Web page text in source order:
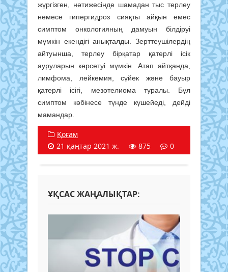
жүргізген, нәтижесінде шамадан тыс терлеу
немесе гипергидроз сияқты айқын емес
симптом онкологияның дамуын білдіруі
мүмкін екендігі анықталды. Зерттеушілердің
айтуынша, терлеу бірқатар қатерлі ісік
ауруларын көрсетуі мүмкін. Атап айтқанда,
лимфома, лейкемия, сүйек және бауыр
қатерлі ісігі, мезотелиома туралы. Бұл
симптом көбінесе түнде күшейеді, дейді
мамандар.
Қоғам
21 қаңтар 2021 ж.
875 0
ҰҚСАС ЖАҢАЛЫҚТАР: